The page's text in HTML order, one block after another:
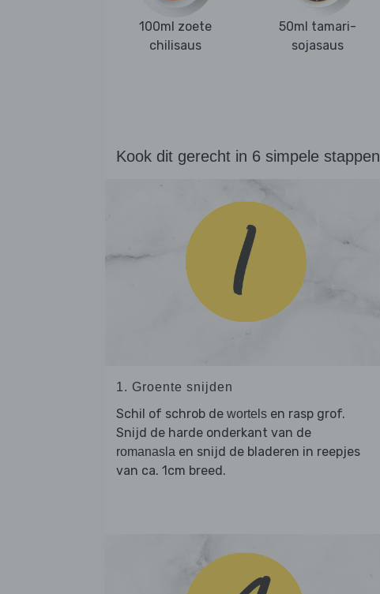
100ml zoete
chilisaus
50ml tamari-
sojasaus
Kook dit gerecht in 6 simpele stappen
1. Groente snijden
Schil of schrob de wortels en rasp grof.
Snijd de harde onderkant van de
romanasla en snijd de bladeren in reepjes
van ca. 1cm breed.